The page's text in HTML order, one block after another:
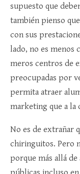
supuesto que
también pienso
con sus
lado, no es menos
meros centros de
preocupadas por
permita atraer
marketing que a la
No es de extrañar
chiringuitos. Pero
porque más allá